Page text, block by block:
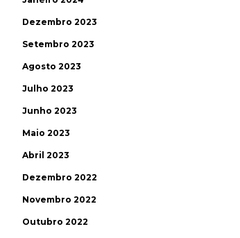
Dezembro 2023
Setembro 2023
Agosto 2023
Julho 2023
Junho 2023
Maio 2023
Abril 2023
Dezembro 2022
Novembro 2022
Outubro 2022